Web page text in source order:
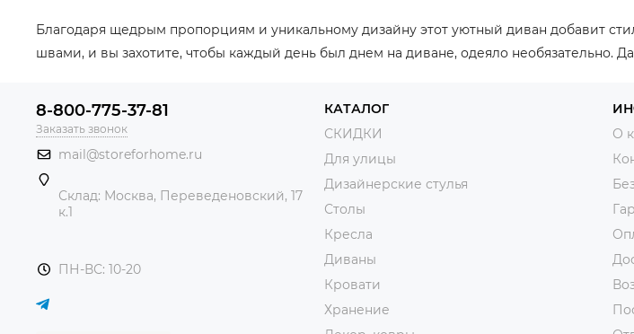
Благодаря щедрым пропорциям и уникальному дизайну этот уютный диван добавит
швами, и вы захотите, чтобы каждый день был днем на диване, одеяло необязательно.
8-800-775-37-81
Заказать звонок
mail@storeforhome.ru
Склад: Москва, Переведеновский, 17
к.1
ПН-ВС: 10-20
КАТАЛОГ
СКИДКИ
Для улицы
Дизайнерские стулья
Столы
Кресла
Диваны
Кровати
Хранение
О